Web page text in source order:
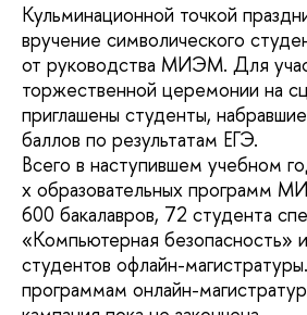
Кульминационной точкой
вручение символического
от руководства МИЭМ. Для
торжественной церемонии на
приглашены студенты,
баллов по результатам ЕГЭ.
Всего в наступившем учебном
х образовательных программ
600 бакалавров, 72 студента
«Компьютерная безопасность»
студентов офлайн-
программам онлайн-